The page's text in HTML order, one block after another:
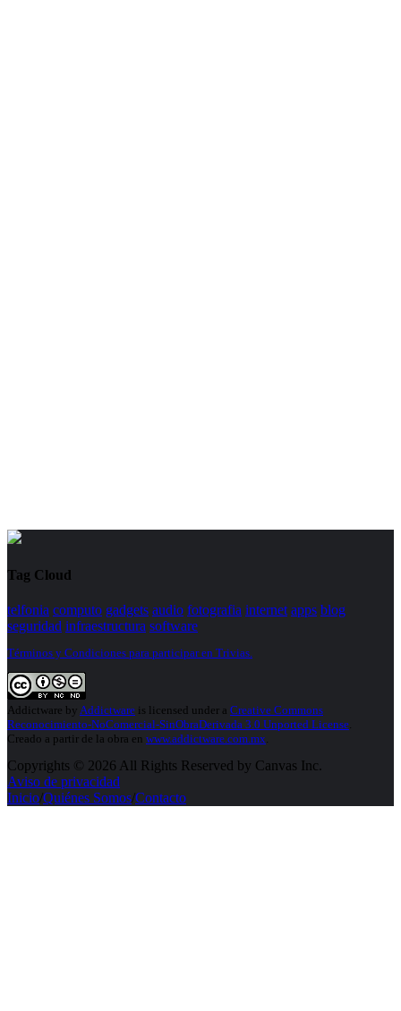
Tag Cloud
telfonia computo gadgets audio fotografia internet apps blog
seguridad infraestructura software
Términos y Condiciones para participar en Trivias.
Addictware by Addictware is licensed under a Creative Commons
Reconocimiento-NoComercial-SinObraDerivada 3.0 Unported License
Creado a partir de la obra en www.addictware.com.mx
Copyrights © 2026 All Rights Reserved by Canvas Inc.
Aviso de privacidad
Inicio/Quiénes Somos/Contacto